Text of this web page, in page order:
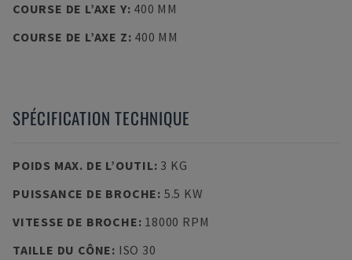
COURSE DE L’AXE Y: 400 MM
COURSE DE L’AXE Z: 400 MM
SPÉCIFICATION TECHNIQUE
POIDS MAX. DE L’OUTIL: 3 KG
PUISSANCE DE BROCHE: 5.5 KW
VITESSE DE BROCHE: 18000 RPM
TAILLE DU CÔNE: ISO 30